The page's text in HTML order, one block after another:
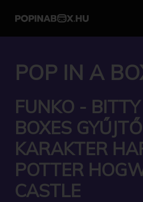
POP IN A
FUNKO - BITTY
BOXES
KARAKTER
POTTER
CASTLE